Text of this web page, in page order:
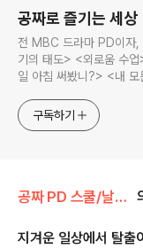
공짜로 즐기는 세상
전 MBC 드라마 PD이자, <월급 절반을 재테크하라> <말하
기의 태도> <외로움 수
일 아침 써봤니?> <내
로그입니다.
구독하기
공짜 PD 스쿨/날라리 영화 감상문
지겨운 일상에서 탈출